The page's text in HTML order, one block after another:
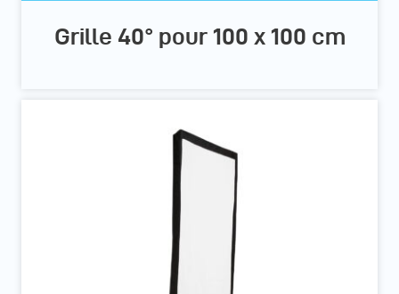
Grille 40° pour 100 x 100 cm